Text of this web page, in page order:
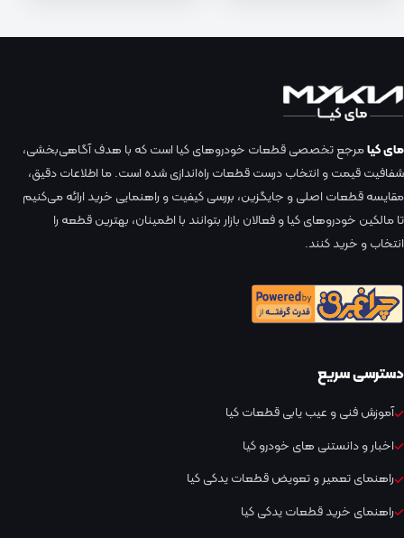
مای کیامرجع تخصصی قطعات خودروهای کیا است که با هدف آگاهی‌بخشی،
شفافیت قیمت و انتخاب درست قطعات راه‌اندازی شده است. ما اطلاعات دقیق،
مقایسه قطعات اصلی و جایگزین، بررسی کیفیت و راهنمایی خرید ارائه می‌کنیم
تا مالکین خودروهای کیا و فعالان بازار بتوانند با اطمینان، بهترین قطعه را
انتخاب و خرید کنند.
دسترسی سریع
آموزش فنی و عیب یابی قطعات کیا
اخبار و دانستنی های خودرو کیا
راهنمای تعمیر و تعویض قطعات یدکی کیا
راهنمای خرید قطعات یدکی کیا